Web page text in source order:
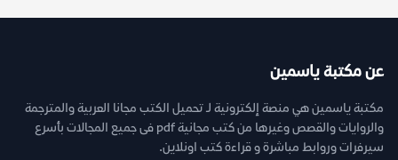
عن مكتبة ياسمين
مكتبة ياسمين هي منصة إلكترونية لـ تحميل الكتب مجانا العربية والمترجمة
والروايات والقصص وغيرها من كتب مجانية pdf فى جميع المجالات بأسرع
سيرفرات وروابط مباشرة و قراءة كتب اونلاين.